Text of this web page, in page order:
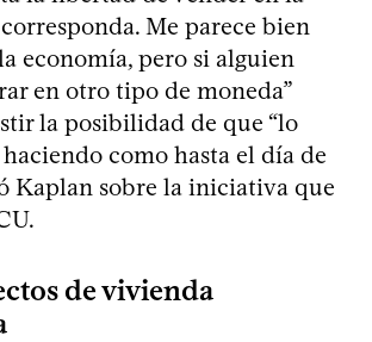
Me parece bien
economía, pero si alguien
en otro tipo de moneda”
la posibilidad de que “lo
como hasta el día de
Kaplan sobre la iniciativa que
de vivienda